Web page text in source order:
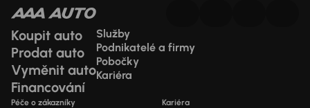
Koupit auto
Prodat auto
Vyměnit auto
Financování
Služby
Podnikatelé a firmy
Pobočky
Kariéra
Péče o zákazníky Kariéra